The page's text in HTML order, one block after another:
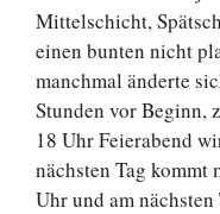
Mittelschicht,
einen bunten nicht
manchmal änderte
Stunden vor Beginn,
18 Uhr Feierabend
nächsten Tag kommt
Uhr und am